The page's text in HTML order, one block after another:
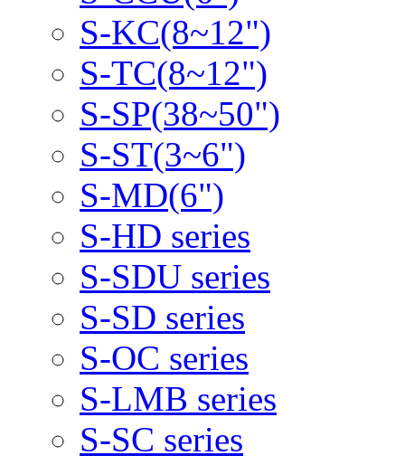
S-KC(8~12")
S-TC(8~12")
S-SP(38~50")
S-ST(3~6")
S-MD(6")
S-HD series
S-SDU series
S-SD series
S-OC series
S-LMB series
S-SC series